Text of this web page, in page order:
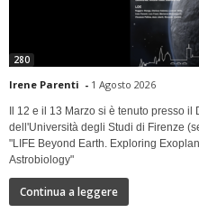
280
Irene Parenti - 1 Agosto 2026
Il 12 e il 13 Marzo si è tenuto presso
dell'Università degli Studi di Firenze
"LIFE Beyond Earth. Exploring
Astrobiology"
Continua a leggere